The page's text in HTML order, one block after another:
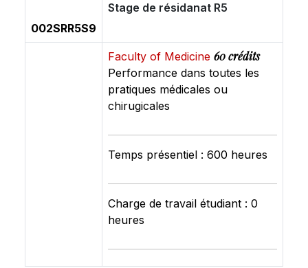
002SRR5S9
Stage de résidanat R5
Faculty of Medicine 60 crédits
Performance dans toutes les
pratiques médicales ou
chirugicales
Temps présentiel : 600 heures
Charge de travail étudiant : 0
heures